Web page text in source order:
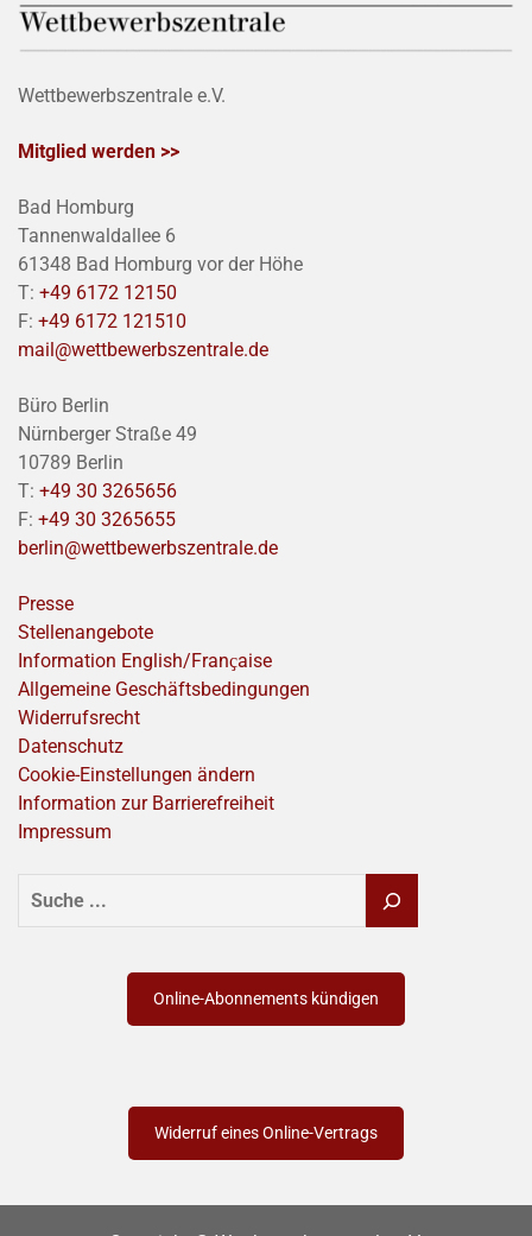
Wettbewerbszentrale e.V.
Mitglied werden >>
Bad Homburg
Tannenwaldallee 6
61348 Bad Homburg vor der Höhe
T: +49 6172 12150
F: +49 6172 121510
mail@wettbewerbszentrale.de
Büro Berlin
Nürnberger Straße 49
10789 Berlin
T: +49 30 3265656
F: +49 30 3265655
berlin@wettbewerbszentrale.de
Presse
Stellenangebote
Information English/Franҫaise
Allgemeine Geschäftsbedingungen
Widerrufsrecht
Datenschutz
Cookie-Einstellungen ändern
Information zur Barrierefreiheit
Impressum
SUCHEN
Online-Abonnements kündigen
Widerruf eines Online-Vertrags